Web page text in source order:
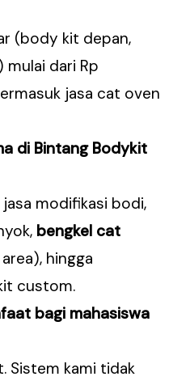
(body kit depan,
mulai dari Rp
jasa cat oven
di Bintang Bodykit
modifikasi bodi,
bengkel cat
hingga
custom.
bagi mahasiswa
Sistem kami tidak